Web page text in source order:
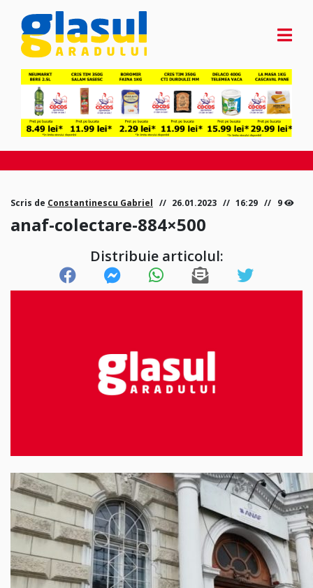
Scris de Constantinescu Gabriel 26.01.2023 16:29 9
anaf-colectare-884×500
Distribuie articolul: